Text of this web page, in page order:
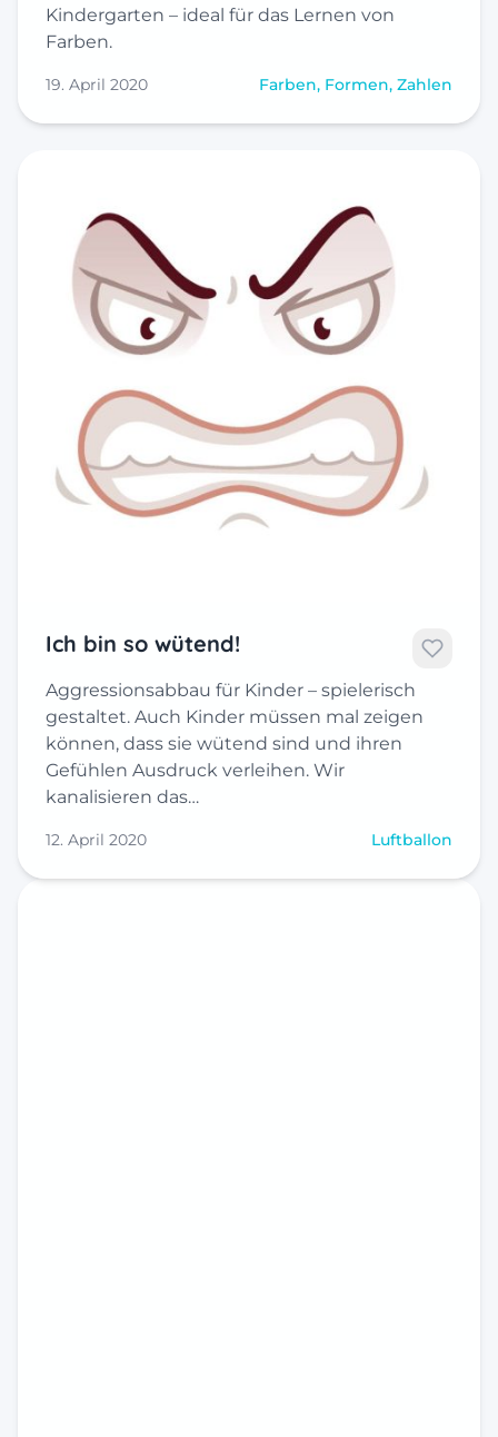
Kindergarten – ideal für das Lernen von
Farben.
19. April 2020 Farben, Formen, Zahlen
Ich bin so wütend!
Aggressionsabbau für Kinder – spielerisch
gestaltet. Auch Kinder müssen mal zeigen
können, dass sie wütend sind und ihren
Gefühlen Ausdruck verleihen. Wir
kanalisieren das…
12. April 2020 Luftballon